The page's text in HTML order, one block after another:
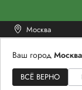
Москва
Ваш город Москва
ВСЁ ВЕРНО
ЖЕНСКОЕ